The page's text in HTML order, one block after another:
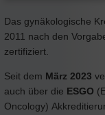
Das gynäkologische
2011 nach den
zertifiziert.
Seit dem März 2023
auch über die ESGO
Oncology)